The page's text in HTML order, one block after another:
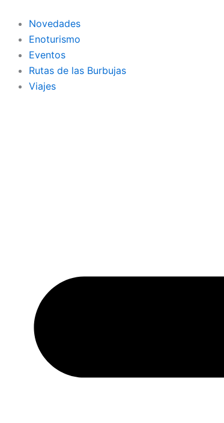
contenido
Novedades
Enoturismo
Eventos
Rutas de las Burbujas
Viajes